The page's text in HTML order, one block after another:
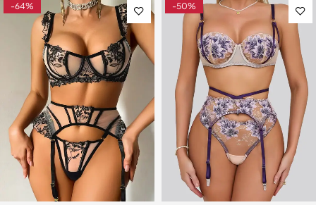
-64% -50%